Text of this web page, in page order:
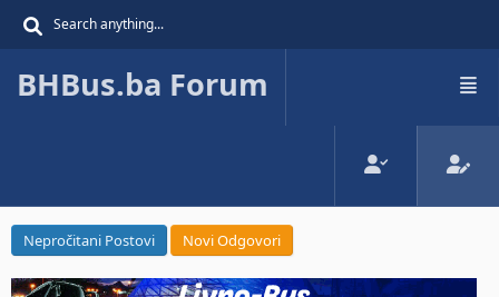
BHBus.ba Forum
Nepročitani Postovi Novi Odgovori